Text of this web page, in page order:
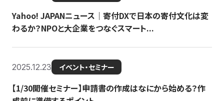
Yahoo! JAPANニュース｜寄付DXで日本の寄付文化は変
わるか？NPOと大企業をつなぐスマート...
2025.12.23 イベント・セミナー
【1/30開催セミナー】申請書の作成はなにから始める？作